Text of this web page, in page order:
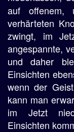
auf offenem,
verhärteten
zwingt, im
angespannte,
und daher
Einsichten
wenn der
kann man
im Jetzt
Einsichten